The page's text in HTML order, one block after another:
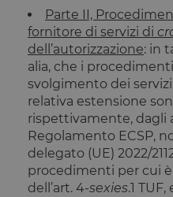
Parte II,
fornitore di servizi di
dell’autorizzazione: in
alia, che i
svolgimento dei
relativa estensione
rispettivamente, dagli
Regolamento ECSP,
delegato (UE) 2022/
procedimenti per cui
dell’art. 4-sexies.1
__cfruid